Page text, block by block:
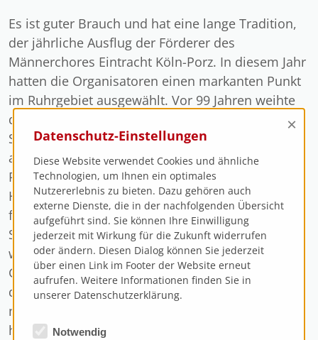
Es ist guter Brauch und hat eine lange Tradition,
der jährliche Ausflug der Förderer des
Männerchores Eintracht Köln-Porz. In diesem Jahr
hatten die Organisatoren einen markanten Punkt
im Ruhrgebiet ausgewählt. Vor 99 Jahren weihte
der damalige Kaiser Wilhelm II. das gigantische
Schiffshebewerk in Henrichenburg bei Waltrop
am Dortmund-Ems-Kanal ein. Doch bevor die
Reisegruppe ihr Ziel erreichte, stand noch ein
Hindernis im Weg. Der Reisebus wartete an der
falschen Adresse in Köln-Mülheim, die Berliner
Straße gibt es halt mehrmals in Köln. Dennoch
war man pünktlich in Waltrop, wo zwei
Gästeführer bereits warteten. Die Porzer konnten
den Zeitungsbericht vom 11. August 1899 gut
nachvollziehen, als sie das Bauwerk vor Augen
hatte: „Die Menge jubelte, als der Kaiser das
Datenschutz-Einstellungen
×
Diese Website verwendet Cookies und ähnliche
Technologien, um Ihnen ein optimales
Nutzererlebnis zu bieten. Dazu gehören auch
externe Dienste, die in der nachfolgenden Übersicht
aufgeführt sind. Sie können Ihre Einwilligung
jederzeit mit Wirkung für die Zukunft widerrufen
oder ändern. Diesen Dialog können Sie jederzeit
über einen Link im Footer der Website erneut
aufrufen. Weitere Informationen finden Sie in
unserer Datenschutzerklärung.
Notwendig